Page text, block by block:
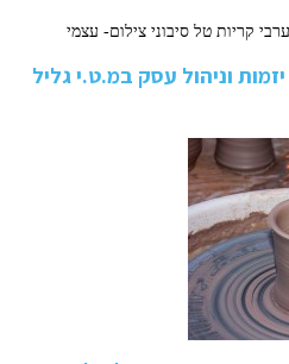
וניהול עסק במ.ט.י גליל